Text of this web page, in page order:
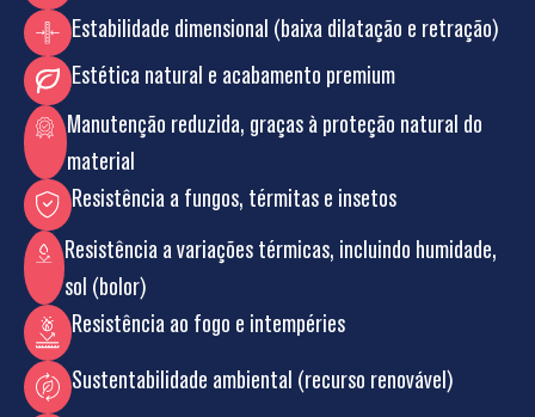
Estabilidade dimensional (baixa dilatação e retração)
Estética natural e acabamento premium
Manutenção reduzida, graças à proteção natural do
material
Resistência a fungos, térmitas e insetos
Resistência a variações térmicas, incluindo humidade,
sol (bolor)
Resistência ao fogo e intempéries
Sustentabilidade ambiental (recurso renovável)